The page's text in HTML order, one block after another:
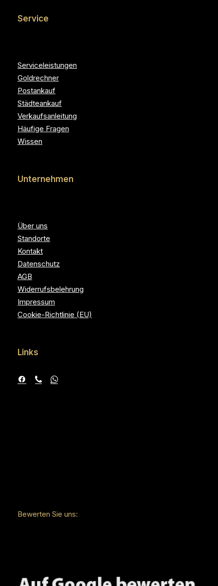
Service
Serviceleistungen
Goldrechner
Postankauf
Städteankauf
Verkaufsanleitung
Häufige Fragen
Wissen
Unternehmen
Über uns
Standorte
Kontakt
Datenschutz
AGB
Widerrufsbelehrung
Impressum
Cookie-Richtlinie (EU)
Links
Bewerten Sie uns: